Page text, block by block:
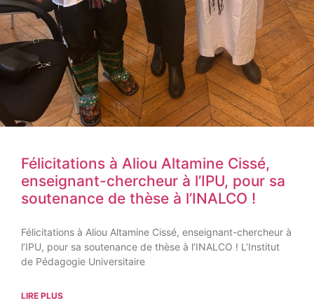
Félicitations à Aliou Altamine Cissé,
enseignant-chercheur à l’IPU, pour sa
soutenance de thèse à l’INALCO !
Félicitations à Aliou Altamine Cissé, enseignant-chercheur à
l’IPU, pour sa soutenance de thèse à l’INALCO ! L’Institut
de Pédagogie Universitaire
LIRE PLUS